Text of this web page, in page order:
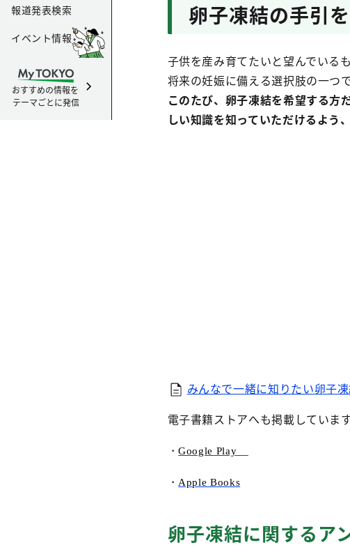
報道発表検索
イベント情報
おすすめの情報を
テーマごとに発信
卵子凍結の手引
子供を産み育てたいと望んでいる
将来の妊娠に備える選択肢の一つで
このたび、卵子凍結を希望する方
しい知識を知っていただけるよう
みんなで一緒に知りたい卵子
電子書籍ストアへも掲載しています
・Google Play
・ Apple Books
卵子凍結に関するア